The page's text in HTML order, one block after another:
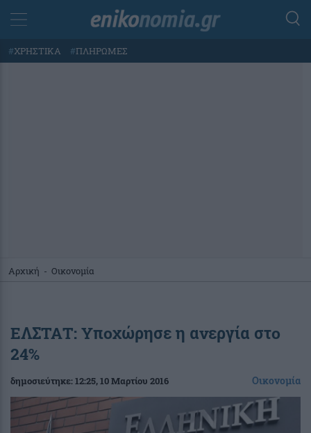
#ΧΡΗΣΤΙΚΑ #ΠΛΗΡΩΜΕΣ
Αρχική - Οικονομία
ΕΛΣΤΑΤ: Υποχώρησε η ανεργία στο
24%
δημοσιεύτηκε:12:25, 10 Μαρτίου 2016 Οικονομία